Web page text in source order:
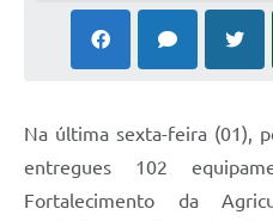
Fale conosco
Na última sexta-feira (01),
entregues 102
Fortalecimento da